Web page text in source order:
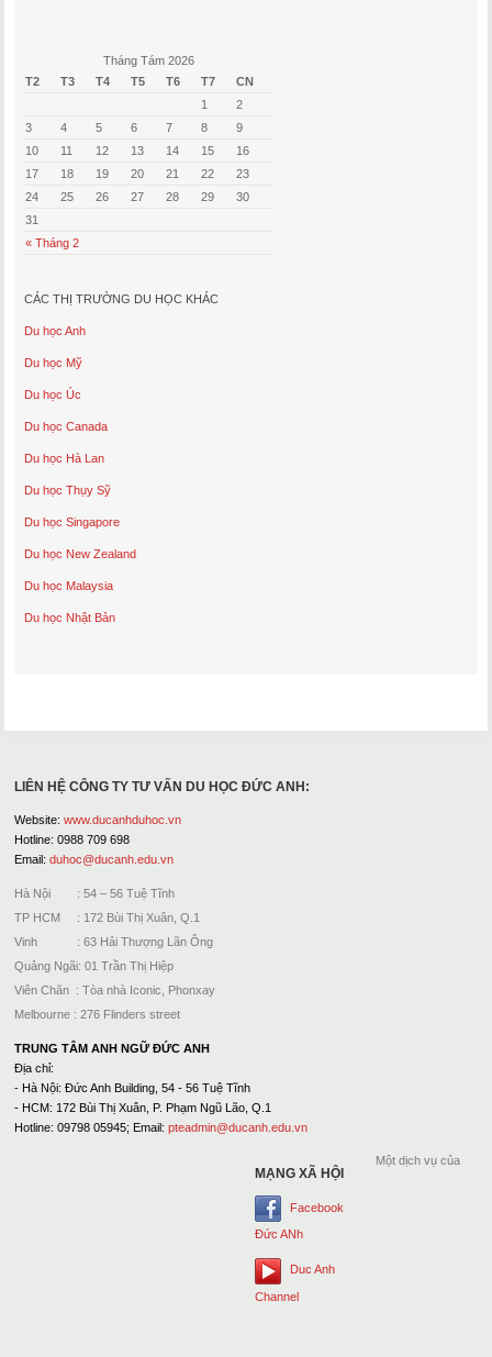
Tháng Tám 2026
T2
T3 T4 T5 T6 T7 CN
« Tháng 2
1
2
3
4 5 6 7 8
9
10
11 12 13 14 15
16
17
18 19 20 21 22
23
24
25 26 27 28 29
30
31
CÁC THỊ TRƯỜNG DU HỌC KHÁC
Du học Anh
Du học Mỹ
Du học Úc
Du học Canada
Du học Hà Lan
Du học Thụy Sỹ
Du học Singapore
Du học New Zealand
Du học Malaysia
Du học Nhật Bản
LIÊN HỆ CÔNG TY TƯ VẤN DU HỌC ĐỨC ANH:
Website: www.ducanhduhoc.vn
Hotline: 0988 709 698
Email: duhoc@ducanh.edu.vn
Hà Nội : 54 – 56 Tuệ Tĩnh
TP HCM : 172 Bùi Thị Xuân, Q.1
Vinh : 63 Hải Thượng Lãn Ông
Quảng Ngãi: 01 Trần Thị Hiệp
Viên Chăn : Tòa nhà Iconic, Phonxay
Melbourne : 276 Flinders street
TRUNG TÂM ANH NGỮ ĐỨC ANH
Địa chỉ:
- Hà Nội: Đức Anh Building, 54 - 56 Tuệ Tĩnh
- HCM: 172 Bùi Thị Xuân, P. Phạm Ngũ Lão, Q.1
Hotline: 09798 05945; Email: pteadmin@ducanh.edu.vn
MẠNG XÃ HỘI
Facebook
Đức ANh
Duc Anh
Channel
Một dịch vụ của